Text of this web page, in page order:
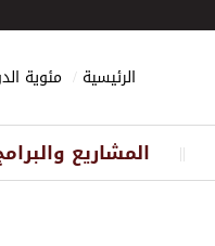
الرئيسية مئوية
|| المشاريع